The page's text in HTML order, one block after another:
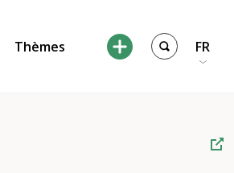
Thèmes FR